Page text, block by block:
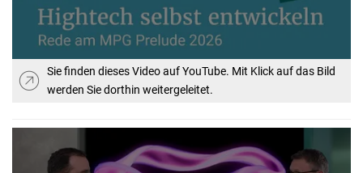
Sie finden dieses Video auf YouTube. Mit Klick auf das Bild
werden Sie dorthin weitergeleitet.